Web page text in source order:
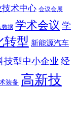
技术中心 会议会展
数据 学术会议 学
转型 新能源汽车
技型中小企业 经
装备 高新技